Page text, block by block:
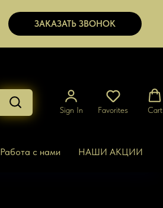
ЗАКАЗАТЬ ЗВОНОК
Sign In Favorites Cart
Работа с нами НАШИ АКЦИИ